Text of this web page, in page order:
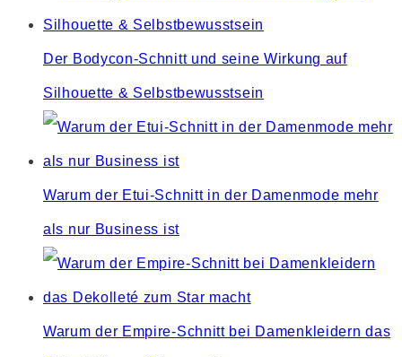
Der Bodycon-Schnitt und seine Wirkung auf
Silhouette & Selbstbewusstsein
Warum der Etui-Schnitt in der Damenmode mehr
als nur Business ist
Warum der Empire-Schnitt bei Damenkleidern das